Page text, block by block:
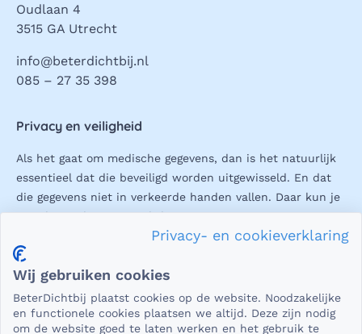
Oudlaan 4
3515 GA Utrecht
info@beterdichtbij.nl
085 – 27 35 398
Privacy en veiligheid
Als het gaat om medische gegevens, dan is het natuurlijk
essentieel dat die beveiligd worden uitgewisseld. En dat
die gegevens niet in verkeerde handen vallen. Daar kun je
op rekenen bij BeterDichtbij.
Privacy- en cookieverklaring
Wij gebruiken cookies
BeterDichtbij plaatst cookies op de website. Noodzakelijke
en functionele cookies plaatsen we altijd. Deze zijn nodig
om de website goed te laten werken en het gebruik te